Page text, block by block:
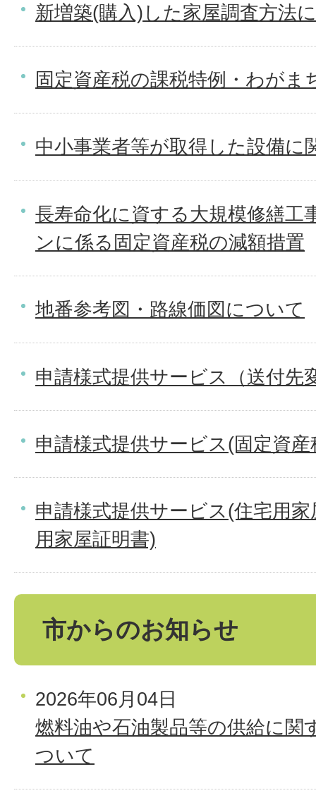
新増築(購入)した家屋調査方法
固定資産税の課税特例・わがま
中小事業者等が取得した設備に
長寿命化に資する大規模修繕工
ンに係る固定資産税の減額措置
地番参考図・路線価図について
申請様式提供サービス（送付先
申請様式提供サービス(固定資
申請様式提供サービス(住宅用
用家屋証明書)
市からのお知らせ
2026年06月04日
燃料油や石油製品等の供給に関
ついて